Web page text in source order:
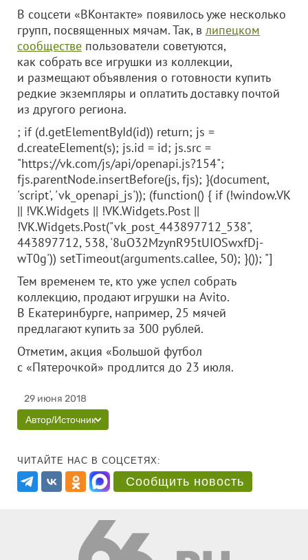
В соцсети «ВКонтакте» появилось уже несколько
групп, посвященных мячам. Так, в липецком
сообществе пользователи советуются,
как собрать все игрушки из коллекции,
и размещают объявления о готовности купить
редкие экземпляры и оплатить доставку почтой
из другого региона.
; if (d.getElementById(id)) return; js =
d.createElement(s); js.id = id; js.src =
"https://vk.com/js/api/openapi.js?154";
fjs.parentNode.insertBefore(js, fjs); }(document,
'script', 'vk_openapi_js')); (function() { if (!window.VK
|| !VK.Widgets || !VK.Widgets.Post ||
!VK.Widgets.Post("vk_post_443897712_538",
443897712, 538, '8uO32MzynR95tUIOSwxfDj-
wT0g')) setTimeout(arguments.callee, 50); }()); "]
Тем временем те, кто уже успел собрать
коллекцию, продают игрушки на Avito.
В Екатеринбурге, например, 25 мячей
предлагают купить за 300 рублей.
Отметим, акция «Большой футбол
с «Пятерочкой» продлится до 23 июля.
29 июня 2018
Автор/Источник
ЧИТАЙТЕ НАС В СОЦСЕТЯХ:
Сообщить новость